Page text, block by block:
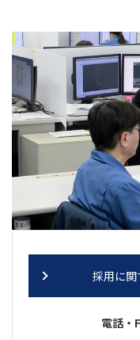
採用に
電話・